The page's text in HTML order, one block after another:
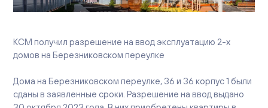
Вакансии
Офисы продаж
КСМ получил разрешение на ввод эксплуатацию 2-х
домов на Березниковском переулке
Дома на Березниковском переулке, 36 и 36 корпус 1 были
сданы в заявленные сроки. Разрешение на ввод выдано